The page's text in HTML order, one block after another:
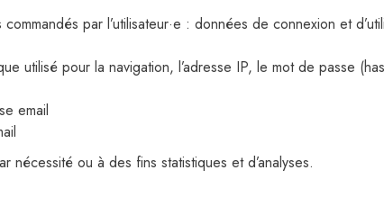
par l’utilisateur·e : données de connexion et
utilisé pour la navigation, l’adresse IP, le mot de passe
email
ou à des fins statistiques et d’analyses.